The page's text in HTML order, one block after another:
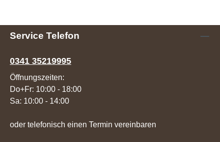
Service Telefon
0341 35219995
Öffnungszeiten:
Do+Fr: 10:00 - 18:00
Sa: 10:00 - 14:00
oder telefonisch einen Termin vereinbaren